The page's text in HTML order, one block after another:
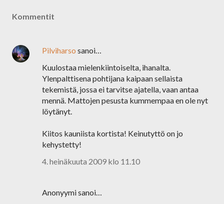
Kommentit
Pilviharso sanoi…
Kuulostaa mielenkiintoiselta, ihanalta.
Ylenpalttisena pohtijana kaipaan sellaista
tekemistä, jossa ei tarvitse ajatella, vaan antaa
mennä. Mattojen pesusta kummempaa en ole nyt
löytänyt.
Kiitos kauniista kortista! Keinutyttö on jo
kehystetty!
4. heinäkuuta 2009 klo 11.10
Anonyymi sanoi…